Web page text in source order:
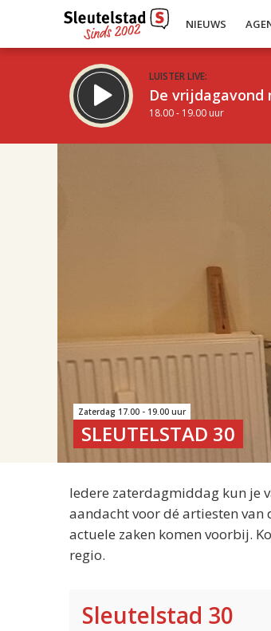
NIEUWS
LUISTER LIVE:
De vrijdagavond
18.00 - 19.00 uur
Zaterdag 17.00 - 19.00 uur
SLEUTELSTAD 30
Iedere zaterdagmiddag kun je
aandacht voor dé artiesten
actuele zaken komen voorbij.
regio.
Sleutelstad 30